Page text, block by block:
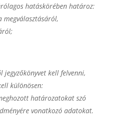
hatáskörében határoz:
megválasztásáról,
jegyzőkönyvet kell felvenni,
különösen:
határozatokat szó
vonatkozó adatokat.